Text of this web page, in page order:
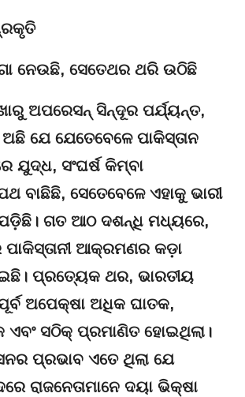
ନେଉଛି, ସେତେଥର ଥରି ଉଠିଛି
ଅପରେସନ୍ ସିନ୍ଦୂର ପର୍ଯ୍ୟନ୍ତ,
ଅଛି ଯେ ଯେତେବେଳେ ପାକିସ୍ତାନ
ଯୁଦ୍ଧ, ସଂଘର୍ଷ କିମ୍ବା
ବାଛିଛି, ସେତେବେଳେ ଏହାକୁ ଭାରୀ
ଗତ ଆଠ ଦଶନ୍ଧି ମଧ୍ୟରେ,
ଆକ୍ରମଣର କଡ଼ା
ପ୍ରତ୍ୟେକ ଥର, ଭାରତୀୟ
ପୂର୍ବ ଅପେକ୍ଷା ଅଧିକ ଘାତକ,
ସଠିକ୍ ପ୍ରମାଣିତ ହୋଇଥିଲା।
ପ୍ରଭାବ ଏତେ ଥିଲା ଯେ
ରାଜନେତାମାନେ ଦୟା ଭିକ୍ଷା